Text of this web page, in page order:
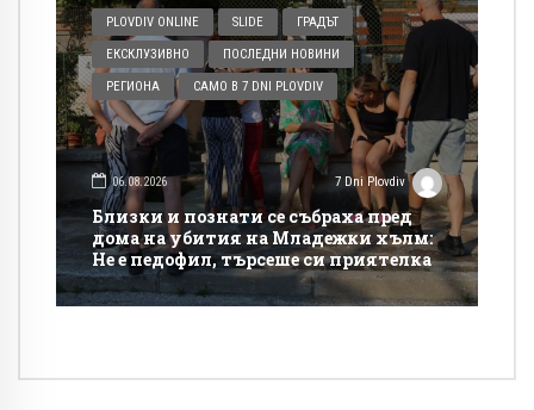
PLOVDIV ONLINE SLIDE ГРАДЪТ
ЕКСКЛУЗИВНО ПОСЛЕДНИ НОВИНИ
РЕГИОНА САМО В 7 DNI PLOVDIV
06.08.2026 7 Dni Plovdiv
Близки и познати се събраха пред
дома на убития на Младежки хълм:
Не е педофил, търсеше си приятелка